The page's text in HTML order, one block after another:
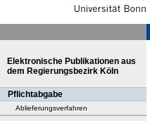
Elektronische Publikationen aus
dem Regierungsbezirk Köln
Pflichtabgabe
Ablieferungsverfahren